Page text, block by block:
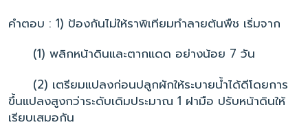
คำตอบ : 1) ป้องกันไม่ให้ราพิเทียมทำลายต้นพืช เริ่มจาก
(1) พลิกหน้าดินและตากแดด อย่างน้อย 7 วัน
(2) เตรียมแปลงก่อนปลูกผักให้ระบายน้ำได้ดีโดยการ
ขึ้นแปลงสูงกว่าระดับเดิมประมาณ 1 ฝามือ ปรับหน้าดินให้
เรียบเสมอกัน